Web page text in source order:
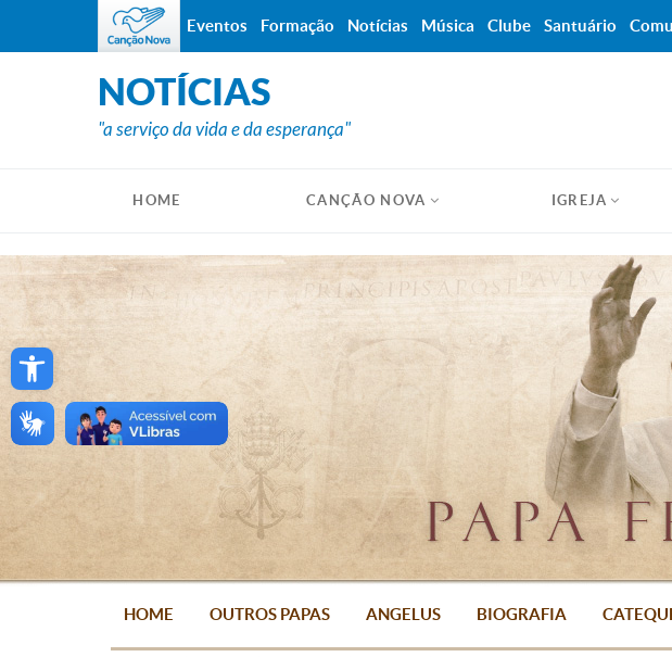
Open toolbar
NOTÍCIAS
"a serviço da vida e da esperança"
HOME CANÇÃO NOVA IGREJA
HOME OUTROS PAPAS ANGELUS BIOGRAFIA
Eventos Formação Notícias Música Clube Santuário